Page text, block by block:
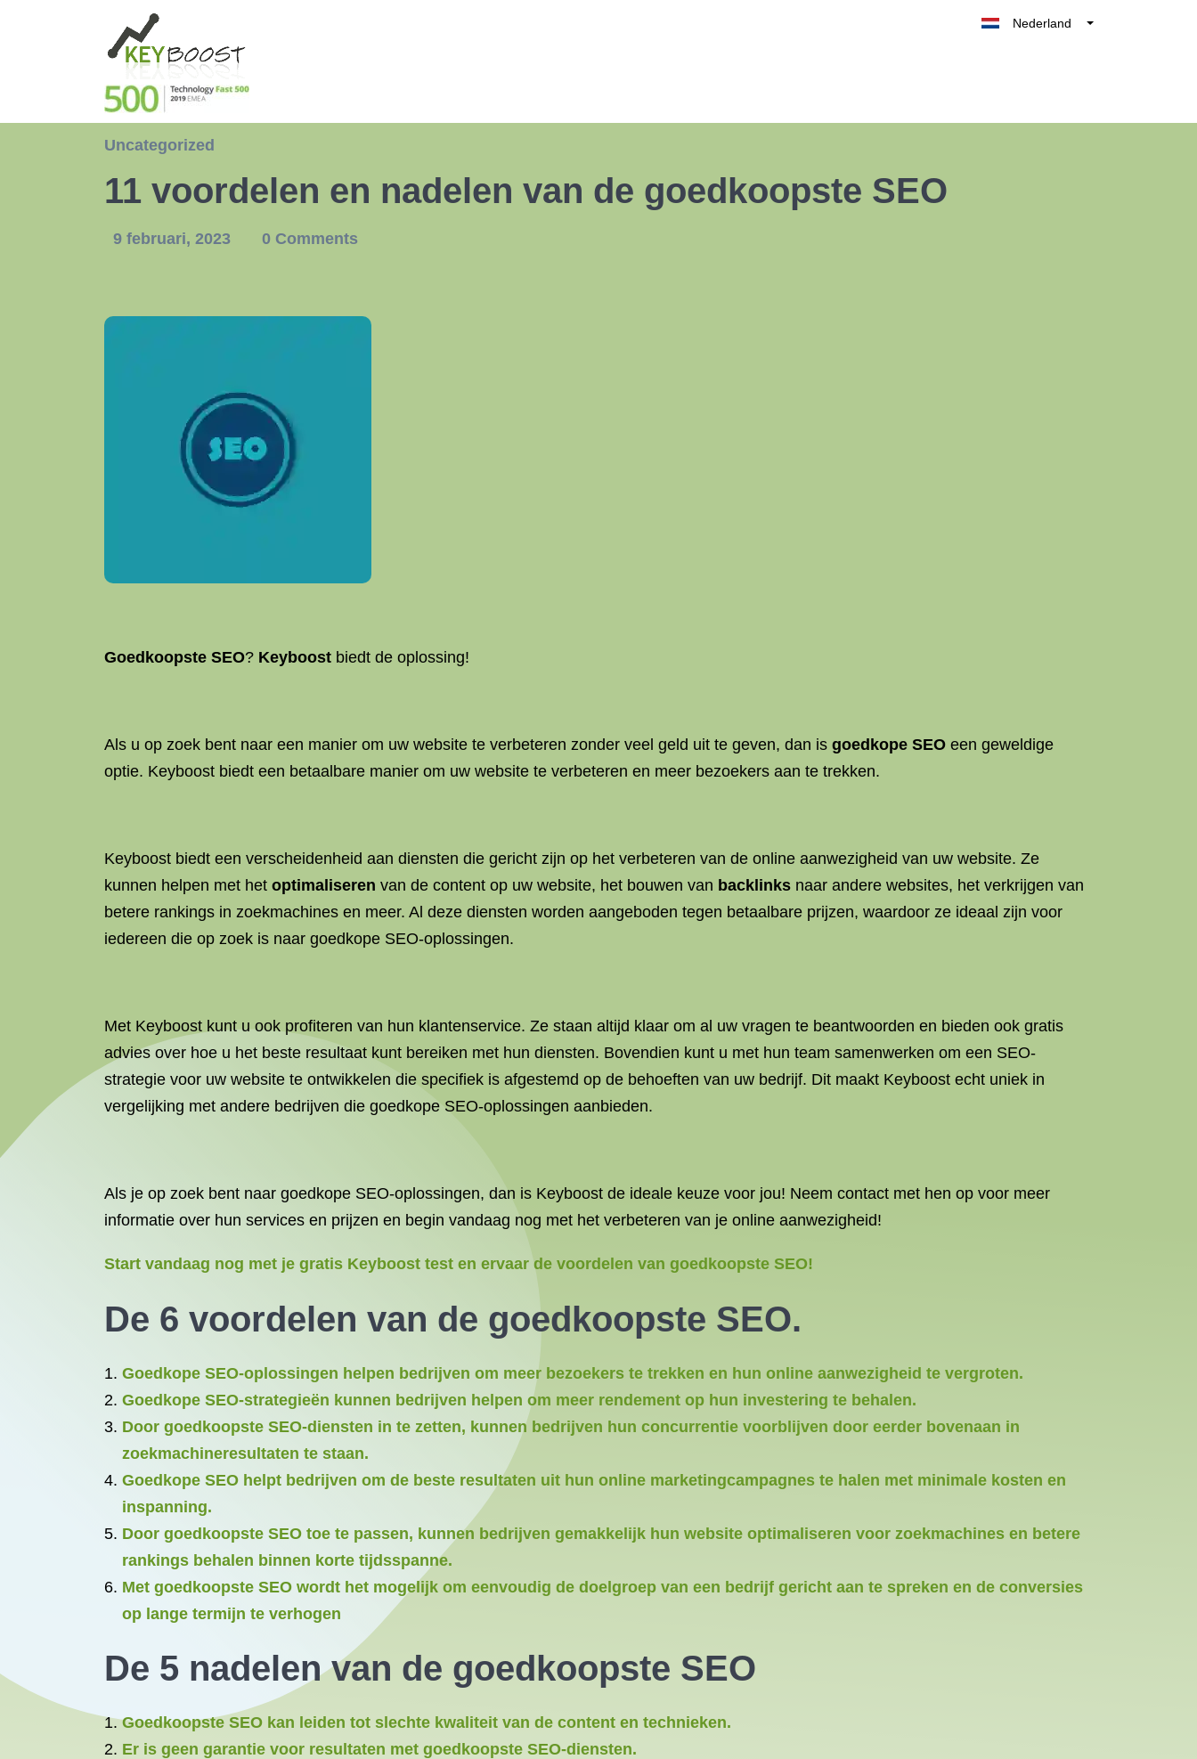
Nederland
Uncategorized
11 voordelen en nadelen van de goedkoopste SEO
9 februari, 2023 0 Comments
Goedkoopste SEO? Keyboost biedt de oplossing!
Als u op zoek bent naar een manier om uw website te verbeteren zonder veel geld uit te geven, dan is goedkope SEO een geweldige
optie. Keyboost biedt een betaalbare manier om uw website te verbeteren en meer bezoekers aan te trekken.
Keyboost biedt een verscheidenheid aan diensten die gericht zijn op het verbeteren van de online aanwezigheid van uw website. Ze
kunnen helpen met het optimaliseren van de content op uw website, het bouwen van backlinks naar andere websites, het verkrijgen van
betere rankings in zoekmachines en meer. Al deze diensten worden aangeboden tegen betaalbare prijzen, waardoor ze ideaal zijn voor
iedereen die op zoek is naar goedkope SEO-oplossingen.
Met Keyboost kunt u ook profiteren van hun klantenservice. Ze staan altijd klaar om al uw vragen te beantwoorden en bieden ook gratis
advies over hoe u het beste resultaat kunt bereiken met hun diensten. Bovendien kunt u met hun team samenwerken om een SEO-
strategie voor uw website te ontwikkelen die specifiek is afgestemd op de behoeften van uw bedrijf. Dit maakt Keyboost echt uniek in
vergelijking met andere bedrijven die goedkope SEO-oplossingen aanbieden.
Als je op zoek bent naar goedkope SEO-oplossingen, dan is Keyboost de ideale keuze voor jou! Neem contact met hen op voor meer
informatie over hun services en prijzen en begin vandaag nog met het verbeteren van je online aanwezigheid!
Start vandaag nog met je gratis Keyboost test en ervaar de voordelen van goedkoopste SEO!
De 6 voordelen van de goedkoopste SEO.
Goedkope SEO-oplossingen helpen bedrijven om meer bezoekers te trekken en hun online aanwezigheid te vergroten.
Goedkope SEO-strategieën kunnen bedrijven helpen om meer rendement op hun investering te behalen.
Door goedkoopste SEO-diensten in te zetten, kunnen bedrijven hun concurrentie voorblijven door eerder bovenaan in
zoekmachineresultaten te staan.
Goedkope SEO helpt bedrijven om de beste resultaten uit hun online marketingcampagnes te halen met minimale kosten en
inspanning.
Door goedkoopste SEO toe te passen, kunnen bedrijven gemakkelijk hun website optimaliseren voor zoekmachines en betere
rankings behalen binnen korte tijdsspanne.
Met goedkoopste SEO wordt het mogelijk om eenvoudig de doelgroep van een bedrijf gericht aan te spreken en de conversies
op lange termijn te verhogen
De 5 nadelen van de goedkoopste SEO
Goedkoopste SEO kan leiden tot slechte kwaliteit van de content en technieken.
Er is geen garantie voor resultaten met goedkoopste SEO-diensten.